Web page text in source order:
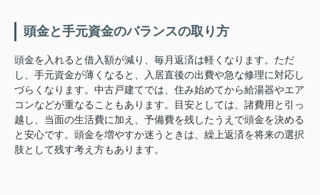
頭金と手元資金のバランスの取り方
頭金を入れると借入額が減り、毎月返済は軽くなります。ただ
し、手元資金が薄くなると、入居直後の出費や急な修理に対応し
づらくなります。中古戸建てでは、住み始めてから給湯器やエア
コンなどが重なることもあります。目安としては、諸費用と引っ
越し、当面の生活費に加え、予備費を残したうえで頭金を決める
と安心です。頭金を増やすか迷うときは、繰上返済を将来の選択
肢として残す考え方もあります。